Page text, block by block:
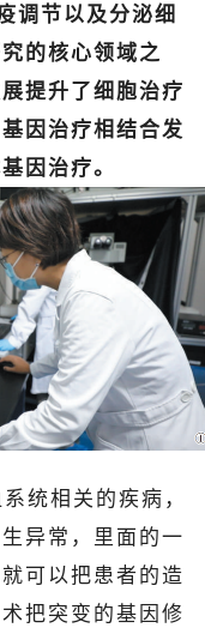
调节以及分泌细
的核心领域之
提升了细胞治疗
因治疗相结合发
因治疗。
统相关的疾病，
异常，里面的一
可以把患者的造
把突变的基因修